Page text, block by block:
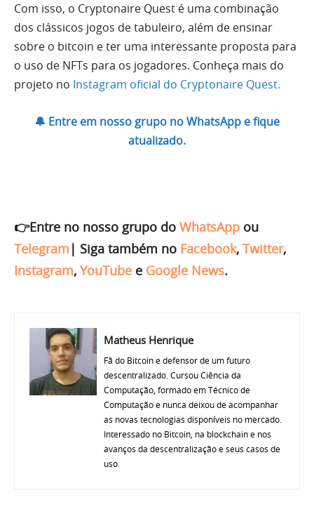
Com isso, o Cryptonaire Quest é uma combinação
dos clássicos jogos de tabuleiro, além de ensinar
sobre o bitcoin e ter uma interessante proposta para
o uso de NFTs para os jogadores. Conheça mais do
projeto no Instagram oficial do Cryptonaire Quest.
🔔 Entre em nosso grupo no WhatsApp e fique
atualizado.
👉Entre no nosso grupo do WhatsApp ou
Telegram | Siga também no Facebook, Twitter,
Instagram, YouTube e Google News.
Matheus Henrique
Fã do Bitcoin e defensor de um futuro
descentralizado. Cursou Ciência da
Computação, formado em Técnico de
Computação e nunca deixou de acompanhar
as novas tecnologias disponíveis no mercado.
Interessado no Bitcoin, na blockchain e nos
avanços da descentralização e seus casos de
uso.